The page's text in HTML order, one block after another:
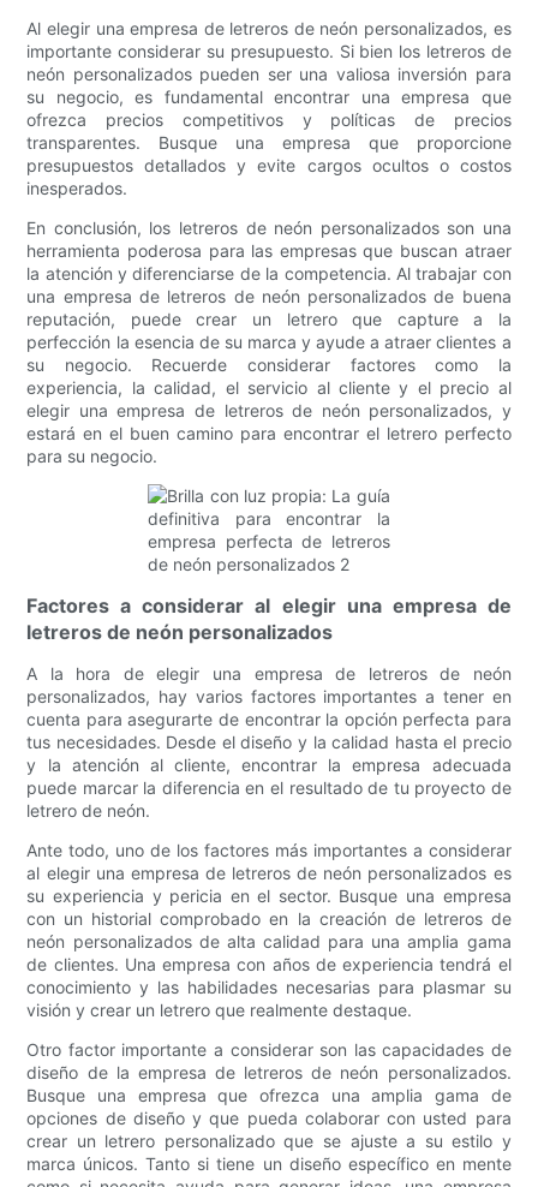
Al elegir una empresa de letreros de neón personalizados, es
importante considerar su presupuesto. Si bien los letreros de
neón personalizados pueden ser una valiosa inversión para
su negocio, es fundamental encontrar una empresa que
ofrezca precios competitivos y políticas de precios
transparentes. Busque una empresa que proporcione
presupuestos detallados y evite cargos ocultos o costos
inesperados.
En conclusión, los letreros de neón personalizados son una
herramienta poderosa para las empresas que buscan atraer
la atención y diferenciarse de la competencia. Al trabajar con
una empresa de letreros de neón personalizados de buena
reputación, puede crear un letrero que capture a la
perfección la esencia de su marca y ayude a atraer clientes a
su negocio. Recuerde considerar factores como la
experiencia, la calidad, el servicio al cliente y el precio al
elegir una empresa de letreros de neón personalizados, y
estará en el buen camino para encontrar el letrero perfecto
para su negocio.
Factores a considerar al elegir una empresa de
letreros de neón personalizados
A la hora de elegir una empresa de letreros de neón
personalizados, hay varios factores importantes a tener en
cuenta para asegurarte de encontrar la opción perfecta para
tus necesidades. Desde el diseño y la calidad hasta el precio
y la atención al cliente, encontrar la empresa adecuada
puede marcar la diferencia en el resultado de tu proyecto de
letrero de neón.
Ante todo, uno de los factores más importantes a considerar
al elegir una empresa de letreros de neón personalizados es
su experiencia y pericia en el sector. Busque una empresa
con un historial comprobado en la creación de letreros de
neón personalizados de alta calidad para una amplia gama
de clientes. Una empresa con años de experiencia tendrá el
conocimiento y las habilidades necesarias para plasmar su
visión y crear un letrero que realmente destaque.
Otro factor importante a considerar son las capacidades de
diseño de la empresa de letreros de neón personalizados.
Busque una empresa que ofrezca una amplia gama de
opciones de diseño y que pueda colaborar con usted para
crear un letrero personalizado que se ajuste a su estilo y
marca únicos. Tanto si tiene un diseño específico en mente